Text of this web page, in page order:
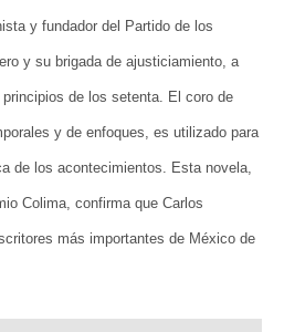
y fundador del Partido de los
y su brigada de ajusticiamiento, a
de los setenta. El coro de
y de enfoques, es utilizado para
de los acontecimientos. Esta novela,
Colima, confirma que Carlos
más importantes de México de